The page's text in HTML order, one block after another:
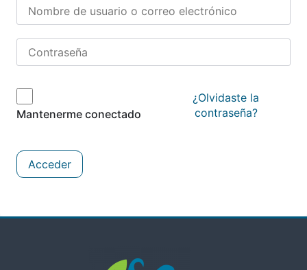
Mantenerme conectado
¿Olvidaste la
contraseña?
Acceder